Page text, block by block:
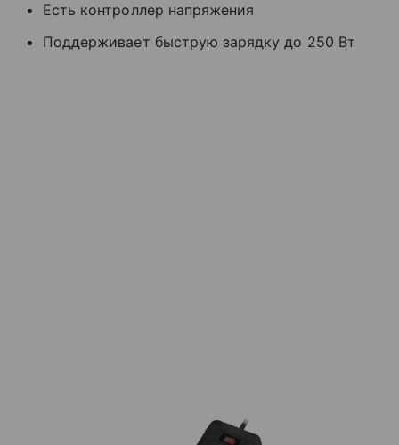
Есть контроллер напряжения
Поддерживает быструю зарядку до 250 Вт